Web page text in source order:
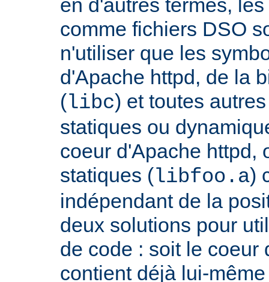
en d'autres termes,
comme fichiers DSO
n'utiliser que les
d'Apache httpd, de la
(libc) et toutes
statiques ou
coeur d'Apache httpd,
statiques (libfoo.a)
indépendant de la
deux solutions pour
de code : soit le coeur
contient déjà lui-